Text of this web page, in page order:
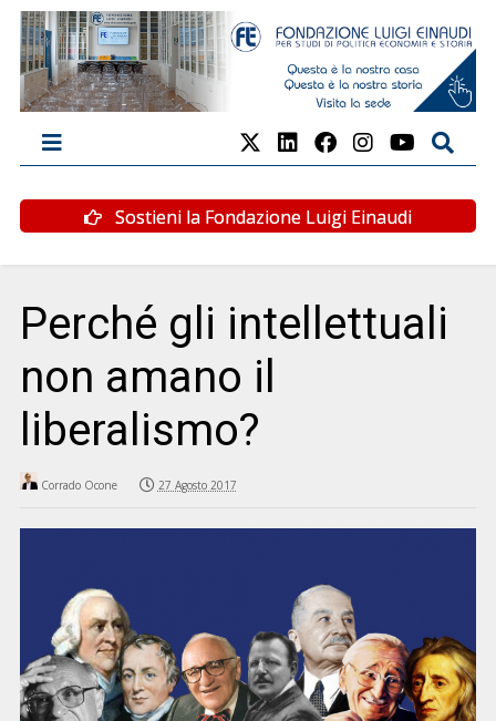
Sostieni la Fondazione Luigi Einaudi
Perché gli intellettuali
non amano il
liberalismo?
Corrado Ocone 27 Agosto 2017